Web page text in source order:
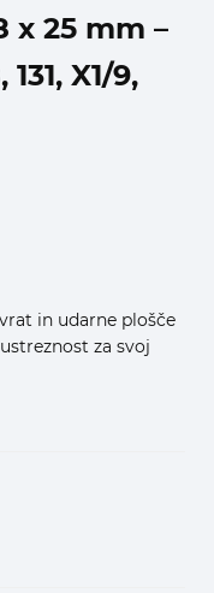
x 25 mm –
131, X1/9,
in udarne plošče
za svoj